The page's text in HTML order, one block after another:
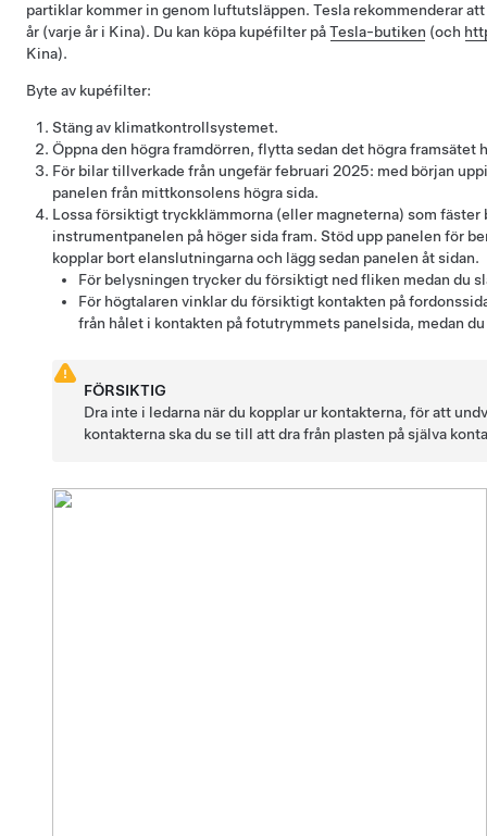
partiklar kommer in genom luftutsläppen. Tesla rekommenderar
år (varje år i Kina). Du kan köpa kupéfilter påTesla-butiken (och
Kina).
Byte av kupéfilter:
Stäng av klimatkontrollsystemet.
Öppna den högra framdörren, flytta sedan det högra framsätet
För bilar tillverkade från ungefär februari 2025: med början
panelen från mittkonsolens högra sida.
Lossa försiktigt tryckklämmorna (eller magneterna) som fäster
instrumentpanelen på höger sida fram. Stöd upp panelen för
kopplar bort elanslutningarna och lägg sedan panelen åt sidan.
För belysningen trycker du försiktigt ned fliken medan du
För högtalaren vinklar du försiktigt kontakten på
från hålet i kontakten på fotutrymmets panelsida, medan
FÖRSIKTIG
Dra inte i ledarna när du kopplar ur kontakterna, för att
kontakterna ska du se till att dra från plasten på själva